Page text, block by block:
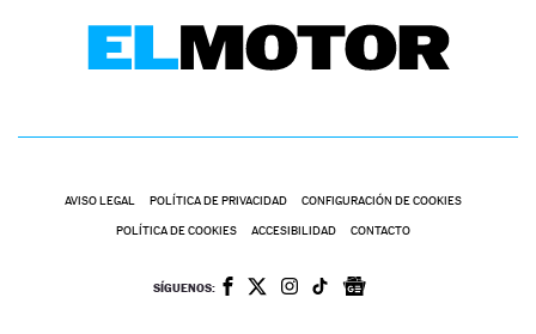
AVISO LEGAL POLÍTICA DE PRIVACIDAD CONFIGURACIÓN DE COOKIES
POLÍTICA DE COOKIES ACCESIBILIDAD CONTACTO
SÍGUENOS: